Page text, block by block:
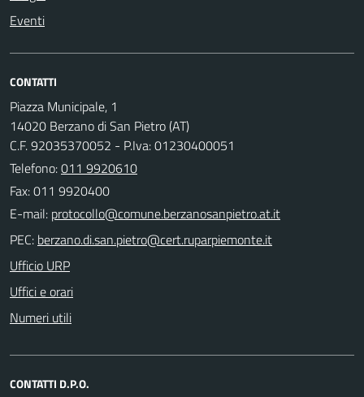
Eventi
CONTATTI
Piazza Municipale, 1
14020 Berzano di San Pietro (AT)
C.F. 92035370052 - P.Iva: 01230400051
Telefono:011 9920610
Fax: 011 9920400
E-mail:
PEC:
Ufficio URP
Uffici e orari
Numeri utili
CONTATTI D.P.O.